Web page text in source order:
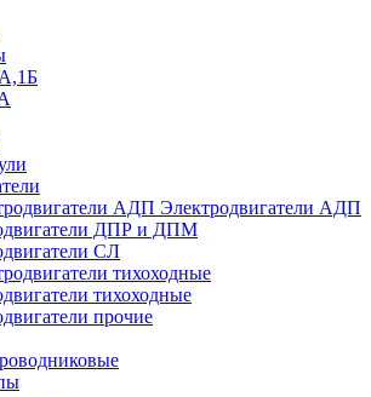
Электродвигатели АДП
ДПР и ДПМ
СЛ
тихоходные
прочие